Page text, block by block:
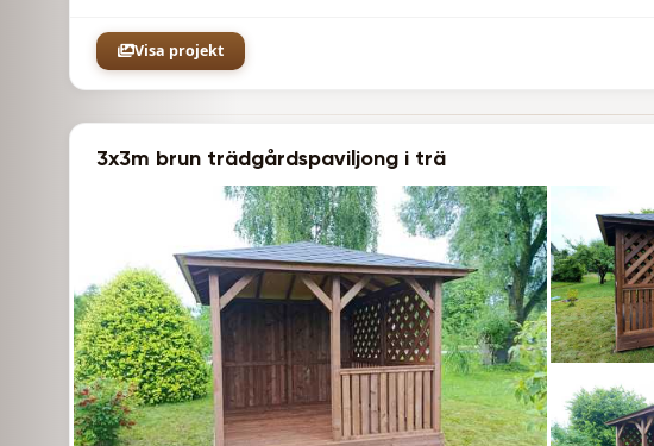
Visa projekt
3x3m brun trädgårdspaviljong i trä